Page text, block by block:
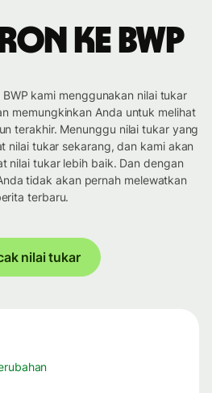
ke BWP
kami menggunakan nilai tukar
memungkinkan Anda untuk melihat
terakhir. Menunggu nilai tukar yang
nilai tukar sekarang, dan kami akan
nilai tukar lebih baik. Dan dengan
tidak akan pernah melewatkan
terbaru.
nilai tukar